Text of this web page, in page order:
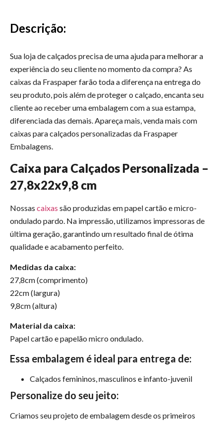
Descrição:
Sua loja de calçados precisa de uma ajuda para melhorar a
experiência do seu cliente no momento da compra? As
caixas da Fraspaper farão toda a diferença na entrega do
seu produto, pois além de proteger o calçado, encanta seu
cliente ao receber uma embalagem com a sua estampa,
diferenciada das demais. Apareça mais, venda mais com
caixas para calçados personalizadas da Fraspaper
Embalagens.
Caixa para Calçados Personalizada –
27,8x22x9,8 cm
Nossas caixas são produzidas em papel cartão e micro-
ondulado pardo. Na impressão, utilizamos impressoras de
última geração, garantindo um resultado final de ótima
qualidade e acabamento perfeito.
Medidas da caixa:
27,8cm (comprimento)
22cm (largura)
9,8cm (altura)
Material da caixa:
Papel cartão e papelão micro ondulado.
Essa embalagem é ideal para entrega de:
Calçados femininos, masculinos e infanto-juvenil
Personalize do seu jeito:
Criamos seu projeto de embalagem desde os primeiros